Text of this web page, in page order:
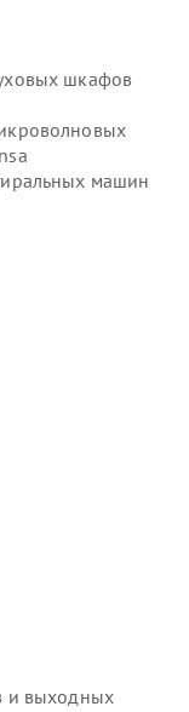
шкафов
машин
и выходных